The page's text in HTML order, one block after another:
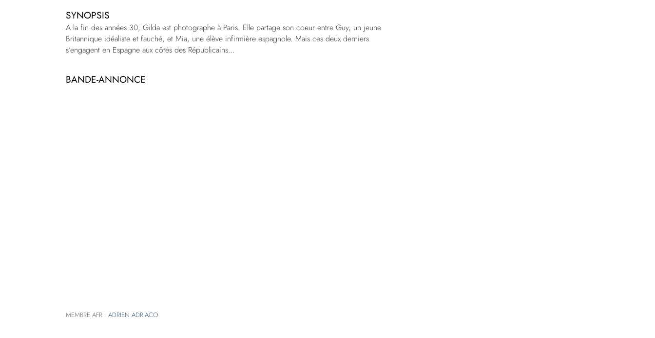
SYNOPSIS
A la fin des années 30, Gilda est photographe à Paris. Elle partage son coeur entre Guy, un jeune
Britannique idéaliste et fauché, et Mia, une élève infirmière espagnole. Mais ces deux derniers
s’engagent en Espagne aux côtés des Républicains…
BANDE-ANNONCE
MEMBRE AFR : ADRIEN ADRIACO